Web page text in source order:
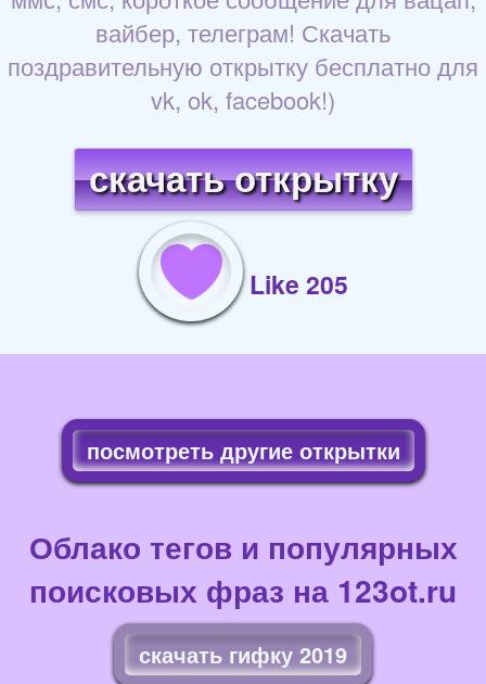
вайбер, телеграм! Скачать
поздравительную открытку бесплатно для
vk, ok, facebook!)
скачать открытку
Like 205
посмотреть другие открытки
Облако тегов и популярных
поисковых фраз на 123ot.ru
скачать гифку 2019